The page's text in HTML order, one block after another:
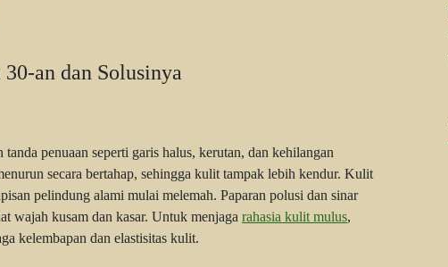
an dan Solusinya
penuaan seperti garis halus, kerutan, dan kehilangan
secara bertahap, sehingga kulit tampak lebih kendur. Kulit
pelindung alami mulai melemah. Paparan polusi dan sinar
wajah kusam dan kasar. Untuk menjaga rahasia kulit mulus,
kelembapan dan elastisitas kulit.